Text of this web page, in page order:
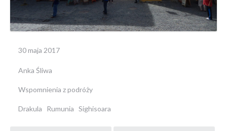
30 maja 2017
Anka Śliwa
Wspomnienia z podróży
Drakula Rumunia Sighisoara